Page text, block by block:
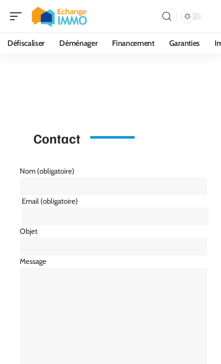
Défiscaliser Déménager Financement Garanties
Contact
Nom (obligatoire)
Email (obligatoire)
Objet
Message